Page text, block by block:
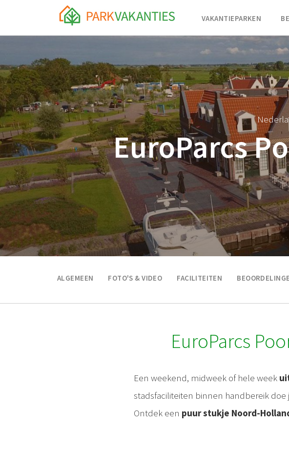
VAKANTIEPARKEN
EuroParcs
ALGEMEEN FOTO'S & VIDEO FACILITEITEN
EuroParcs
Een weekend, midweek of hele week
stadsfaciliteiten binnen handbereik doe
Ontdek een puur stukje Noord-